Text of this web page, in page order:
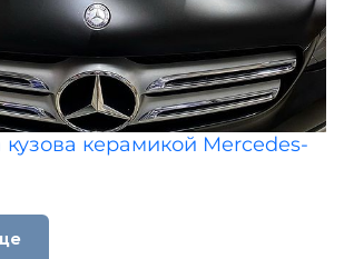
керамикой Mercedes-